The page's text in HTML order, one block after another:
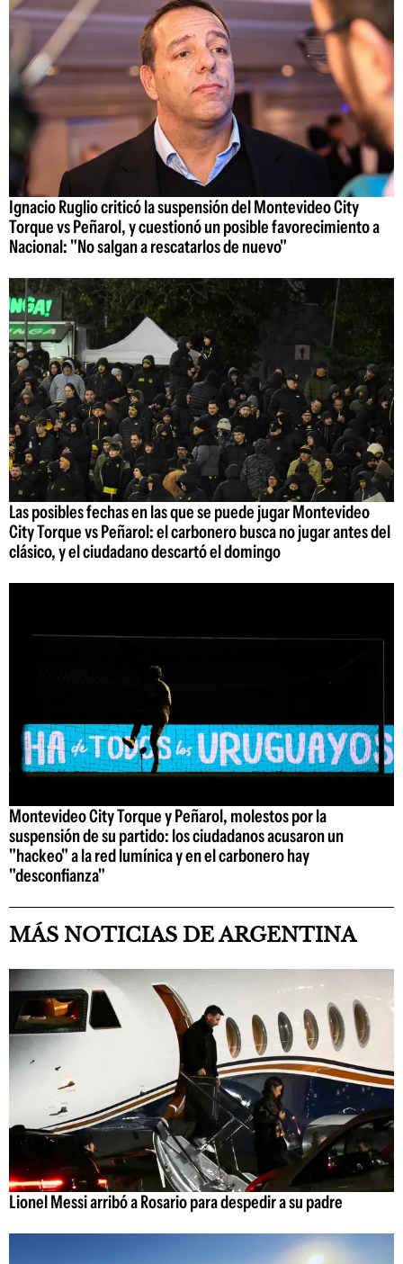
Ignacio Ruglio criticó la suspensión del Montevideo City
Torque vs Peñarol, y cuestionó un posible favorecimiento a
Nacional: "No salgan a rescatarlos de nuevo"
Las posibles fechas en las que se puede jugar Montevideo
City Torque vs Peñarol: el carbonero busca no jugar antes del
clásico, y el ciudadano descartó el domingo
Montevideo City Torque y Peñarol, molestos por la
suspensión de su partido: los ciudadanos acusaron un
"hackeo" a la red lumínica y en el carbonero hay
"desconfianza"
MÁS NOTICIAS DE ARGENTINA
Lionel Messi arribó a Rosario para despedir a su padre